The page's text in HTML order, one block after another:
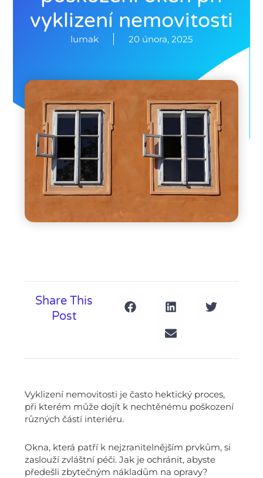
vyklizení nemovitosti
lumak 20 února, 2025
Share This
Post
Vyklizení nemovitosti je často hektický proces,
při kterém může dojít k nechtěnému poškození
různých částí interiéru.
Okna, která patří k nejzranitelnějším prvkům, si
zaslouží zvláštní péči. Jak je ochránit, abyste
předešli zbytečným nákladům na opravy?